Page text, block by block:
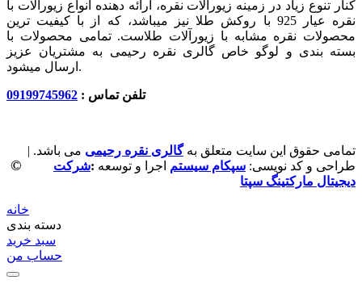
کنار تنوع زیاد در زمینه زیورآلات نقره، ارائه دهنده انواع زیورآلات با
نقره عیار 925 با روکش طلا نیز میباشد، که از با کیفیت‏ ترین
محصولات نقره مشابه با زیورآلات طلاست. تمامی محصولات با
بسته بندی و لوگو خاص گالری نقره رحیمی به مشتریان عزیز
ارسال میشود.
تلفن تماس : 09199745962
©
تمامی حقوق این سایت متعلق بهگالری نقره رحیمی می باشد. |
طراحی و کد نویسی: سپکام سیستم اجرا و توسعه :شرکت
دیجیتال مارکتینگ سپتا
خانه
دسته بندی
سبد خرید
حساب من